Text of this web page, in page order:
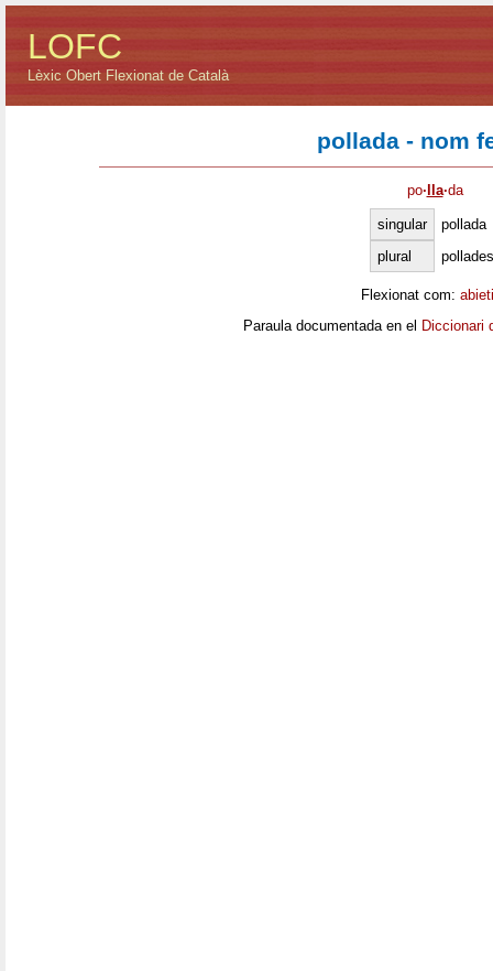
LOFC
Lèxic Obert Flexionat de Català
pollada - nom
po· lla·da
singular
pollada
plural
pollades
Flexionat com:
Paraula documentada en el Diccionari